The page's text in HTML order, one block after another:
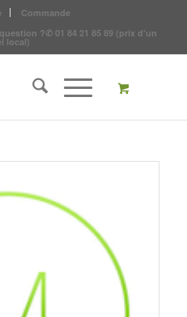
Commande
?✆ 01 84 21 85 89 (prix d'un
local)